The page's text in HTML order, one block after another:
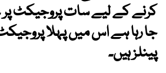
کرنے کے لیے سات پروجیکٹ
جا رہا ہے اس میں پہلا
پینلز ہیں۔